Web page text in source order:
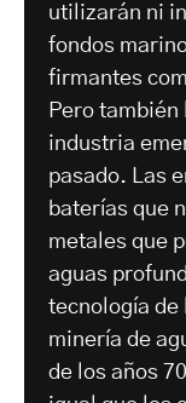
utilizarán ni
fondos
firmantes
Pero también
industria
pasado. Las
baterías que
metales que
aguas
tecnología de
minería de
de los años